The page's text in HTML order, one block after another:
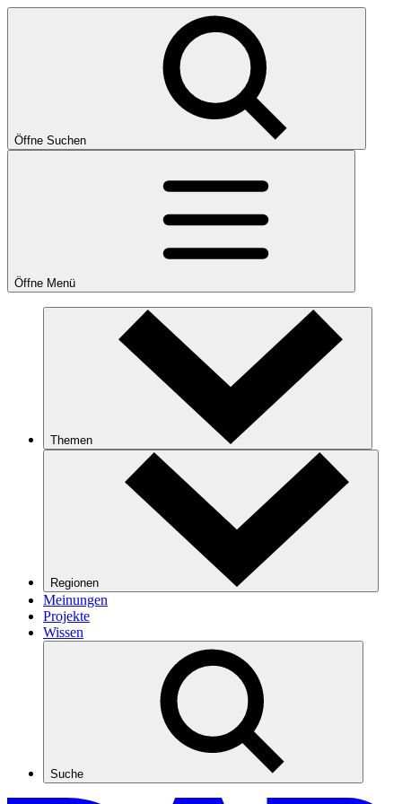
Öffne Suchen
Öffne Menü
Themen
Regionen
Meinungen
Projekte
Wissen
Suche